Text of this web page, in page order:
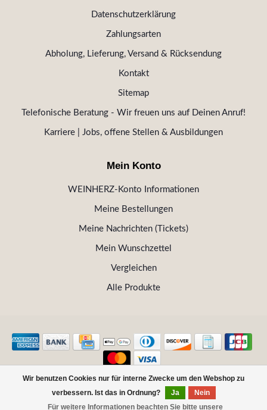
Wir benutzen Cookies nur für interne Zwecke um den Webshop zu
verbessern. Ist das in Ordnung?
Ja
Nein
Für weitere Informationen beachten Sie bitte unsere
Datenschutzerklärung
Zahlungsarten
Abholung, Lieferung, Versand & Rücksendung
Kontakt
Sitemap
Telefonische Beratung - Wir freuen uns auf Deinen Anruf!
Karriere | Jobs, offene Stellen & Ausbildungen
Mein Konto
WEINHERZ-Konto Informationen
Meine Bestellungen
Meine Nachrichten (Tickets)
Mein Wunschzettel
Vergleichen
Alle Produkte
© Copyright 2026 WEINHERZ Kitzbühel - Die VINOTHEK in
Kitzbühel